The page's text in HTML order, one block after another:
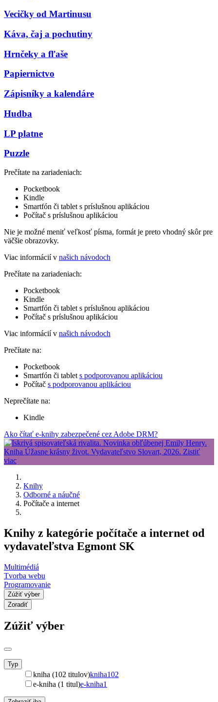
Vecičky od Martinusu
Káva, čaj a pochutiny
Hrnčeky a fľaše
Papiernictvo
Zápisníky a kalendáre
Hudba
LP platne
Puzzle
Prečítate na zariadeniach:
Pocketbook
Kindle
Smartfón či tablet s príslušnou aplikáciou
Počítač s príslušnou aplikáciou
Nie je možné meniť veľkosť písma, formát je preto vhodný skôr pre
väčšie obrazovky.
Viac informácií v našich návodoch
Prečítate na zariadeniach:
Pocketbook
Kindle
Smartfón či tablet s príslušnou aplikáciou
Počítač s príslušnou aplikáciou
Viac informácií v našich návodoch
Prečítate na:
Pocketbook
Smartfón či tablet s podporovanou aplikáciou
Počítač s podporovanou aplikáciou
Neprečítate na:
Kindle
Ako čítať e-knihy zabezpečené cez Adobe DRM?
Knihy
Odborné a náučné
Počítače a internet
Knihy z kategórie počítače a internet od
vydavateľstva Egmont SK
Multimédiá
Tvorba webu
Programovanie
Zúžiť výber
Zoradiť
Zúžiť výber
Typ
kniha (102 titulov)kniha102
e-kniha (1 titul)e-kniha1